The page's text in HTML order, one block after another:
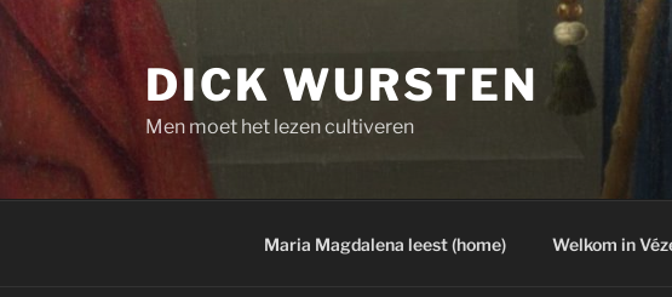
Skip
to
content
DICK WURSTEN
Men moet het lezen cultiveren
Maria Magdalena leest (home) Welkom in